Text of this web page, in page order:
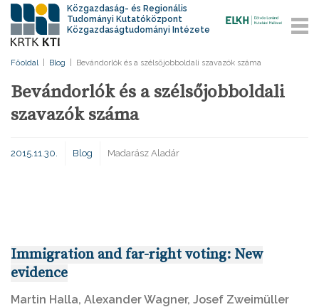
Közgazdaság- és Regionális
Tudományi Kutatóközpont
Közgazdaságtudományi Intézete
Főoldal Blog Bevándorlók és a szélsőjobboldali szavazók száma
Bevándorlók és a szélsőjobboldali
szavazók száma
2015.11.30. Blog Madarász Aladár
Immigration and far-right voting: New
evidence
Martin Halla, Alexander Wagner, Josef Zweimüller